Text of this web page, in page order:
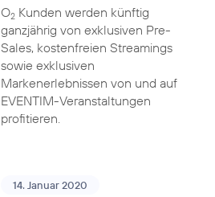
O2Kunden werden künftig
ganzjährig von exklusiven Pre-
Sales, kostenfreien Streamings
sowie exklusiven
Markenerlebnissen von und auf
EVENTIM-Veranstaltungen
profitieren.
14. Januar 2020